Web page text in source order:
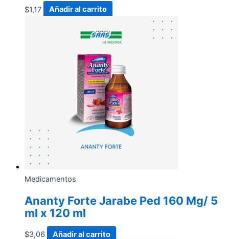
$1,17 Añadir al carrito
Medicamentos
Ananty Forte Jarabe Ped 160 Mg/ 5
ml x 120 ml
$3,06 Añadir al carrito